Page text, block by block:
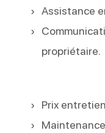
Assistance
propriétaire.
Prix